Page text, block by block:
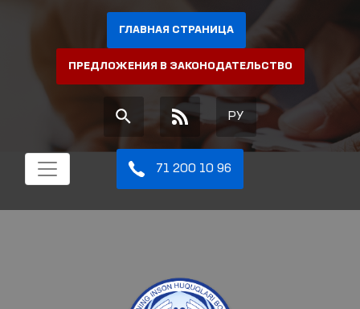
ГЛАВНАЯ СТРАНИЦА
ПРЕДЛОЖЕНИЯ В ЗАКОНОДАТЕЛЬСТВО
РУ
71 200 10 96